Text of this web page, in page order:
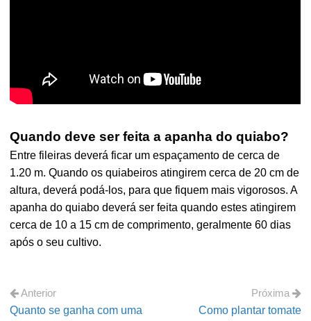
Quando deve ser feita a apanha do quiabo?
Entre fileiras deverá ficar um espaçamento de cerca de
1.20 m. Quando os quiabeiros atingirem cerca de 20 cm de
altura, deverá podá-los, para que fiquem mais vigorosos. A
apanha do quiabo deverá ser feita quando estes atingirem
cerca de 10 a 15 cm de comprimento, geralmente 60 dias
após o seu cultivo.
Anterior
Quanto se ganha com uma
Próxima
Como plantar tomate